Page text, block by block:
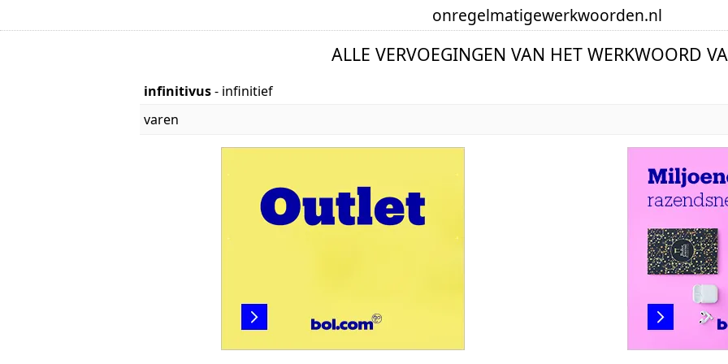
onregelmatigewerkwoorden.nl
ALLE VERVOEGINGEN VAN HET WERKWOORD
infinitivus- infinitief
varen